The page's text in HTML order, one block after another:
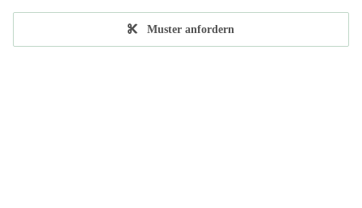
Muster anfordern